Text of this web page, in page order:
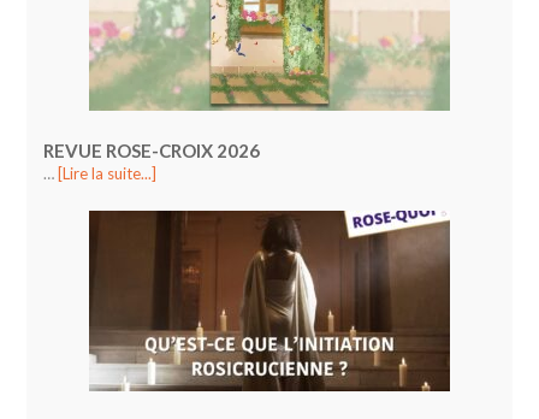
REVUE ROSE-CROIX 2026
… [Lire la suite...]